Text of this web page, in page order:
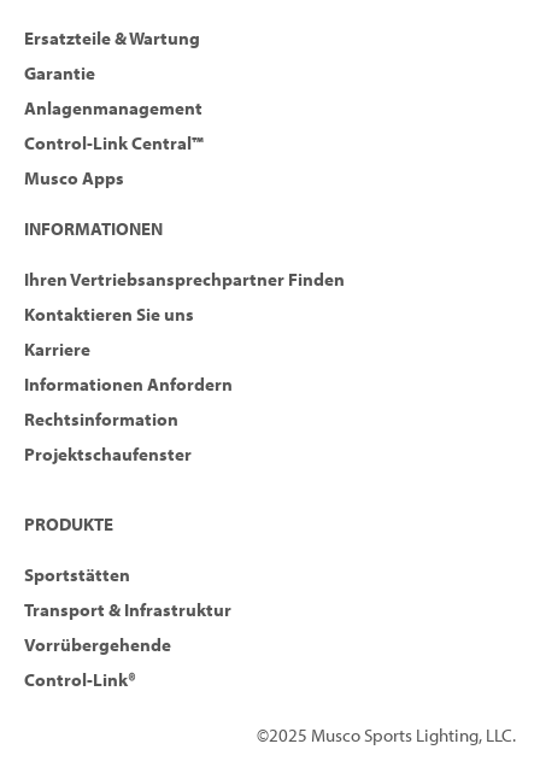
Ersatzteile & Wartung
Garantie
Anlagenmanagement
Control-Link Central™
Musco Apps
INFORMATIONEN
Ihren Vertriebsansprechpartner Finden
Kontaktieren Sie uns
Karriere
Informationen Anfordern
Rechtsinformation
Projektschaufenster
PRODUKTE
Sportstätten
Transport & Infrastruktur
Vorrübergehende
Control-Link®
©2025 Musco Sports Lighting, LLC.